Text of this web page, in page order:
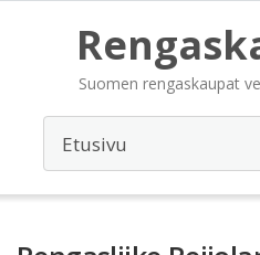
Suomen rengaskaupat